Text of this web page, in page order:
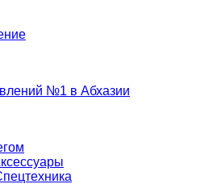
№1 в Абхазии